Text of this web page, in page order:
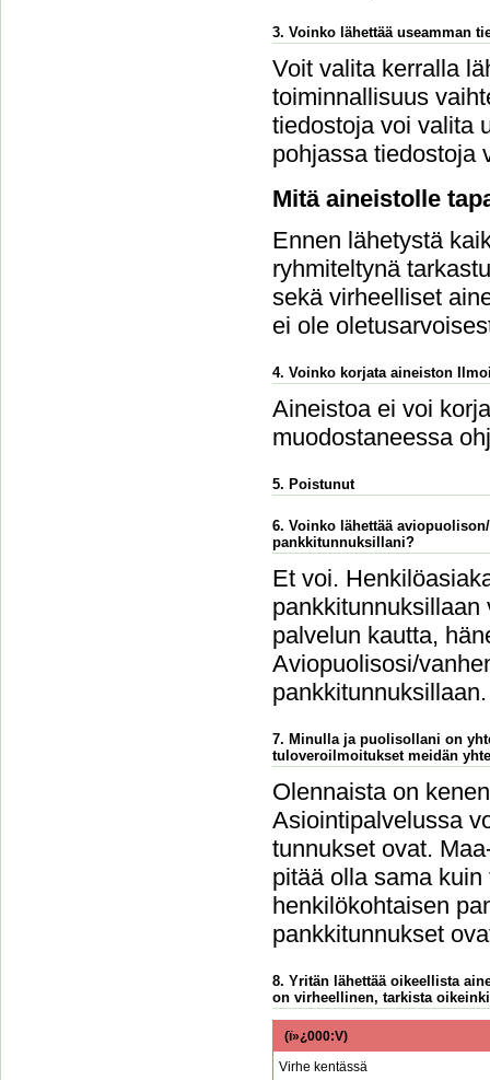
3. Voinko lähettää useamman
Voit valita kerralla
toiminnallisuus
tiedostoja voi valita
pohjassa tiedostoja
Mitä aineistolle
Ennen lähetystä
ryhmiteltynä
sekä virheelliset
ei ole
4. Voinko korjata aineiston
Aineistoa ei voi
muodostaneessa
5. Poistunut
6. Voinko lähettää
pankkitunnuksillani?
Et voi.
palvelun kautta,
Aviopuolisosi/
pankkitunnuksillaan.
7. Minulla ja puolisollani on
tuloveroilmoitukset meidän
Olennaista on
Asiointipalvelussa
tunnukset ovat.
pitää olla sama
henkilökohtaisen
pankkitunnukset
8. Yritän lähettää oikeellista
on virheellinen, tarkista
(ï»¿000:V)
Virhe kentässä